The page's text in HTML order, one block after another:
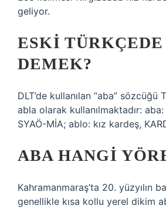
geliyor.
ESKI TÜRKÇEDE
DEMEK?
DLT’de kullanılan “aba” sözcüğü
abla olarak kullanılmaktadır:
SYAÖ-MİA; ablo: kız kardeş,
ABA HANGI
Kahramanmaraş’ta 20. yüzyılın
genellikle kısa kollu yerel dikim